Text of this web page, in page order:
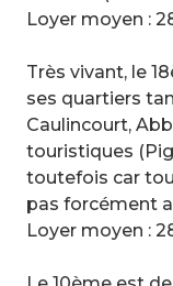
Loyer moyen :
Très vivant, le
ses quartiers
Caulincourt,
touristiques
toutefois car
pas forcément
Loyer moyen :